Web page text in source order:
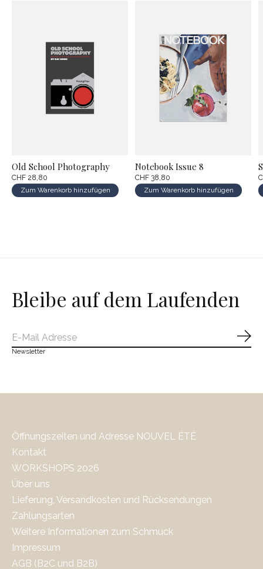
Old School Photography
CHF 28,80
Zum Warenkorb hinzufügen
Notebook Issue 8
CHF 38,80
Zum Warenkorb hinzufügen
Bleibe auf dem Laufenden
Newsletter
Öffnungszeiten und Adresse NOUVEL ÉTÉ
Kontakt
WORKSHOPS 2026
Über uns
Lieferung, Versandkosten und Rücksendungen
Zahlungsarten
Weitere Informationen zum Schmuck
Impressum
AGB (B2C und B2B)